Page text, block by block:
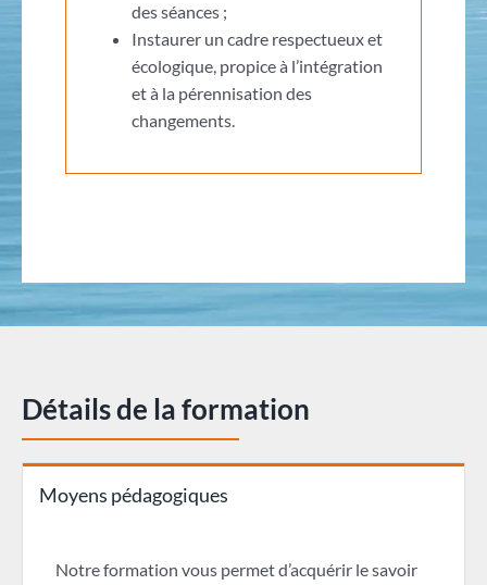
des séances ;
Instaurer un cadre respectueux et
écologique, propice à l’intégration
et à la pérennisation des
changements.
Détails de la formation
Moyens pédagogiques
Notre formation vous permet d’acquérir le savoir